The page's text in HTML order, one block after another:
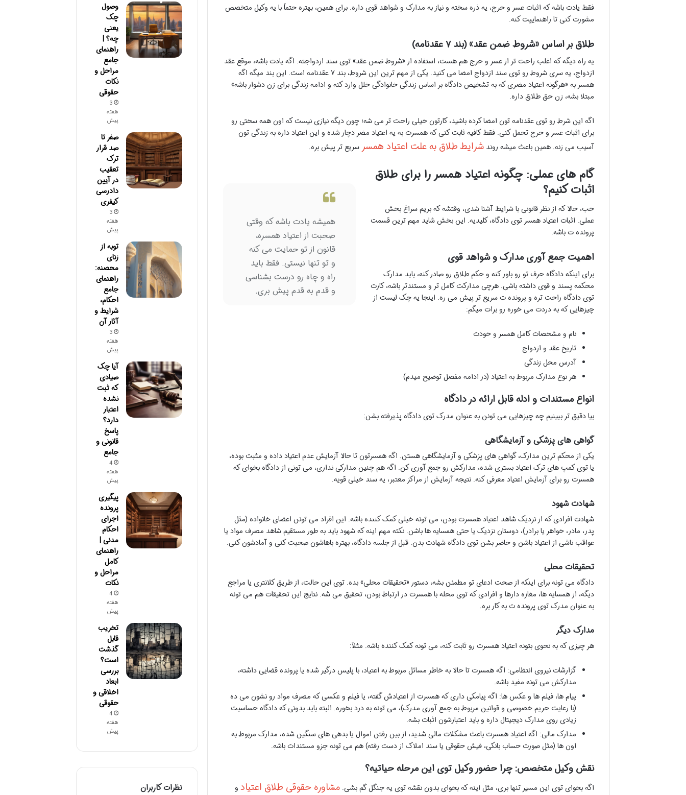
فقط یادت باشه که اثبات عسر و حرج، یه ذره سخته و نیاز به مدارک و شواهد قوی داره. برای همین، بهتره حتماً با یه وکیل متخصص
مشورت کنی تا راهنماییت کنه.
طلاق بر اساس «شروط ضمن عقد» (بند ۷ عقدنامه)
یه راه دیگه که اغلب راحت تر از عسر و حرج هم هست، استفاده از «شروط ضمن عقد» توی سند ازدواجته. اگه یادت باشه، موقع عقد
ازدواج، یه سری شروط رو توی سند ازدواج امضا می کنید. یکی از مهم ترین این شروط، بند ۷ عقدنامه است. این بند میگه اگه
همسر به «هرگونه اعتیاد مضری که به تشخیص دادگاه بر اساس زندگی خانوادگی خلل وارد کنه و ادامه زندگی برای زن دشوار باشه»
مبتلا بشه، زن حق طلاق داره.
اگه این شرط رو توی عقدنامه تون امضا کرده باشید، کارتون خیلی راحت تر می شه؛ چون دیگه نیازی نیست که اون همه سختی رو
برای اثبات عسر و حرج تحمل کنی. فقط کافیه ثابت کنی که همسرت به یه اعتیاد مضر دچار شده و این اعتیاد داره به زندگی تون
آسیب می زنه. همین باعث میشه روندشرایط طلاق به علت اعتیاد همسر سریع تر پیش بره.
همیشه یادت باشه که وقتی
صحبت از اعتیاد همسره،
قانون از تو حمایت می کنه
و تو تنها نیستی. فقط باید
راه و چاه رو درست بشناسی
و قدم به قدم پیش بری.
گام های عملی: چگونه اعتیاد همسر را برای طلاق
اثبات کنیم؟
خب، حالا که از نظر قانونی با شرایط آشنا شدی، وقتشه که بریم سراغ بخش
عملی. اثبات اعتیاد همسر توی دادگاه، کلیدیه. این بخش شاید مهم ترین قسمت
پرونده ت باشه.
اهمیت جمع آوری مدارک و شواهد قوی
برای اینکه دادگاه حرف تو رو باور کنه و حکم طلاق رو صادر کنه، باید مدارک
محکمه پسند و قوی داشته باشی. هرچی مدارکت کامل تر و مستندتر باشه، کارت
توی دادگاه راحت تره و پرونده ت سریع تر پیش می ره. اینجا یه چک لیست از
چیزهایی که به دردت می خوره رو برات میگم:
نام و مشخصات کامل همسر و خودت
تاریخ عقد و ازدواج
آدرس محل زندگی
هر نوع مدارک مربوط به اعتیاد (در ادامه مفصل توضیح میدم)
انواع مستندات و ادله قابل ارائه در دادگاه
بیا دقیق تر ببینیم چه چیزهایی می تونن به عنوان مدرک توی دادگاه پذیرفته بشن:
گواهی های پزشکی و آزمایشگاهی
یکی از محکم ترین مدارک، گواهی های پزشکی و آزمایشگاهی هستن. اگه همسرتون تا حالا آزمایش عدم اعتیاد داده و مثبت بوده،
یا توی کمپ های ترک اعتیاد بستری شده، مدارکش رو جمع آوری کن. اگه هم چنین مدارکی نداری، می تونی از دادگاه بخوای که
همسرت رو برای آزمایش اعتیاد معرفی کنه. نتیجه آزمایش از مراکز معتبر، یه سند خیلی قویه.
شهادت شهود
شهادت افرادی که از نزدیک شاهد اعتیاد همسرت بودن، می تونه خیلی کمک کننده باشه. این افراد می تونن اعضای خانواده (مثل
پدر، مادر، خواهر یا برادر)، دوستان نزدیک یا حتی همسایه ها باشن. نکته مهم اینه که شهود باید به طور مستقیم شاهد مصرف مواد یا
عواقب ناشی از اعتیاد باشن و حاضر بشن توی دادگاه شهادت بدن. قبل از جلسه دادگاه، بهتره باهاشون صحبت کنی و آمادشون کنی.
تحقیقات محلی
دادگاه می تونه برای اینکه از صحت ادعای تو مطمئن بشه، دستور «تحقیقات محلی» بده. توی این حالت، از طریق کلانتری یا مراجع
دیگه، از همسایه ها، مغازه دارها و افرادی که توی محله با همسرت در ارتباط بودن، تحقیق می شه. نتایج این تحقیقات هم می تونه
به عنوان مدرک توی پرونده ت به کار بره.
مدارک دیگر
هر چیزی که به نحوی بتونه اعتیاد همسرت رو ثابت کنه، می تونه کمک کننده باشه. مثلاً:
گزارشات نیروی انتظامی: اگه همسرت تا حالا به خاطر مسائل مربوط به اعتیاد، با پلیس درگیر شده یا پرونده قضایی داشته،
مدارکش می تونه مفید باشه.
پیام ها، فیلم ها و عکس ها: اگه پیامکی داری که همسرت از اعتیادش گفته، یا فیلم و عکسی که مصرف مواد رو نشون می ده
(با رعایت حریم خصوصی و قوانین مربوط به جمع آوری مدرک)، می تونه به درد بخوره. البته باید بدونی که دادگاه حساسیت
زیادی روی مدارک دیجیتال داره و باید اعتبارشون اثبات بشه.
مدارک مالی: اگه اعتیاد همسرت باعث مشکلات مالی شدید، از بین رفتن اموال یا بدهی های سنگین شده، مدارک مربوط به
اون ها (مثل صورت حساب بانکی، فیش حقوقی یا سند املاک از دست رفته) هم می تونه جزو مستندات باشه.
نقش وکیل متخصص: چرا حضور وکیل توی این مرحله حیاتیه؟
اگه بخوای توی این مسیر تنها بری، مثل اینه که بخوای بدون نقشه توی یه جنگل گم بشی.مشاوره حقوقی طلاق اعتیاد و
وصول
چک
یعنی
چه؟ |
راهنمای
جامع
مراحل و
نکات
حقوقی
3
هفته
پیش
صفر تا
صد قرار
ترک
تعقیب
در آیین
دادرسی
کیفری
3
هفته
پیش
توبه از
زنای
محصنه:
راهنمای
جامع
احکام،
شرایط و
آثار آن
3
هفته
پیش
آیا چک
صیادی
که ثبت
نشده
اعتبار
دارد؟
پاسخ
قانونی و
جامع
4
هفته
پیش
پیگیری
پرونده
اجرای
احکام
مدنی |
راهنمای
کامل
مراحل و
نکات
4
هفته
پیش
تخریب
قابل
گذشت
است؟
بررسی
ابعاد
اخلاقی و
حقوقی
4
هفته
پیش
نظرات کاربران